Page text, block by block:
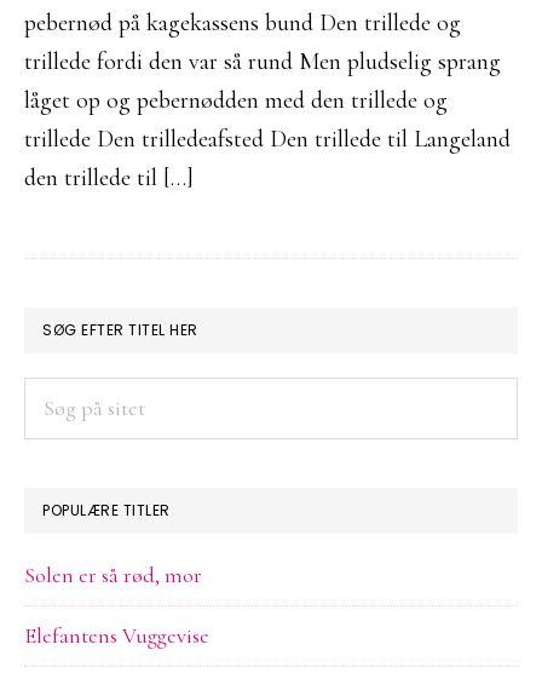
pebernød på kagekassens bund Den trillede og
trillede fordi den var så rund Men pludselig sprang
låget op og pebernødden med den trillede og
trillede Den trilledeafsted Den trillede til Langeland
den trillede til […]
PRIMÆR
SIDEBAR
SØG EFTER TITEL HER
POPULÆRE TITLER
Solen er så rød, mor
Elefantens Vuggevise